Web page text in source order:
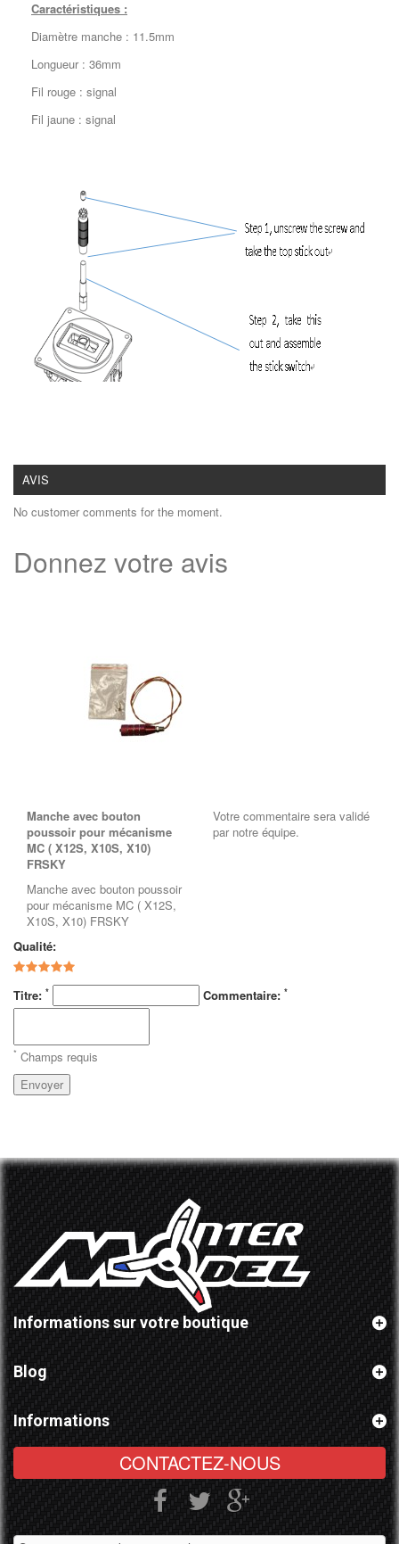
Caractéristiques :
Diamètre manche : 11.5mm
Longueur : 36mm
Fil rouge : signal
Fil jaune : signal
AVIS
No customer comments for the moment.
Donnez votre avis
Manche avec bouton
poussoir pour mécanisme
MC ( X12S, X10S, X10)
FRSKY
Manche avec bouton poussoir
pour mécanisme MC ( X12S,
X10S, X10) FRSKY
Votre commentaire sera validé
par notre équipe.
Qualité:
Titre: * Commentaire: *
* Champs requis
Envoyer
Informations sur votre boutique
Blog
Informations
CONTACTEZ-NOUS